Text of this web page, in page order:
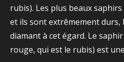
rubis). Les plus beaux
et ils sont extrêmement
diamant à cet égard. Le
rouge, qui est le rubis) est